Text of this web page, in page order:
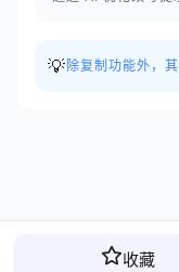
💡 除复制功能外，
收藏